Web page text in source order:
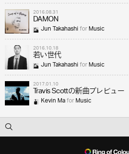
2016.08.31
DAMON
Jun TakahashiforMusic
2016.10.18
若い世代
Jun TakahashiforMusic
2017.01.10
Travis Scottの新曲プレビュー
Kevin MaforMusic